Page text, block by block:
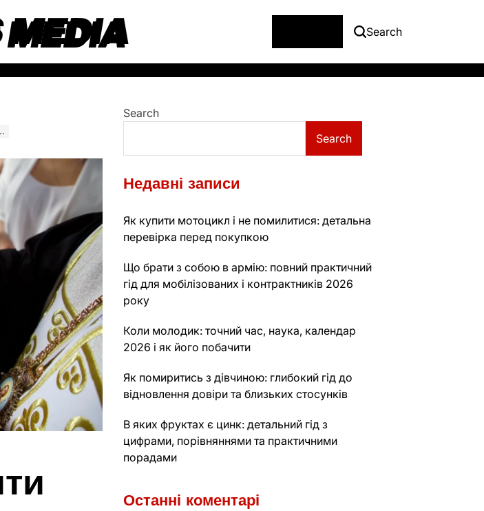
MEDIA Search
Search
Search
Недавні записи
Як купити мотоцикл і не помилитися: детальна
перевірка перед покупкою
Що брати з собою в армію: повний практичний
гід для мобілізованих і контрактників 2026
року
Коли молодик: точний час, наука, календар
2026 і як його побачити
Як помиритись з дівчиною: глибокий гід до
відновлення довіри та близьких стосунків
В яких фруктах є цинк: детальний гід з
цифрами, порівняннями та практичними
порадами
Останні коментарі